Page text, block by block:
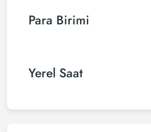
Para Birimi
Yerel Saat